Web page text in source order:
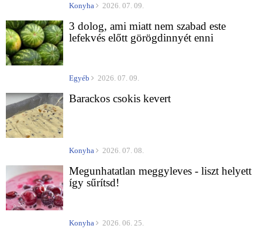
Konyha 2026. 07. 09.
3 dolog, ami miatt nem szabad este
lefekvés előtt görögdinnyét enni
Egyéb 2026. 07. 09.
Barackos csokis kevert
Konyha 2026. 07. 08.
Megunhatatlan meggyleves - liszt helyett
így sűrítsd!
Konyha 2026. 06. 25.